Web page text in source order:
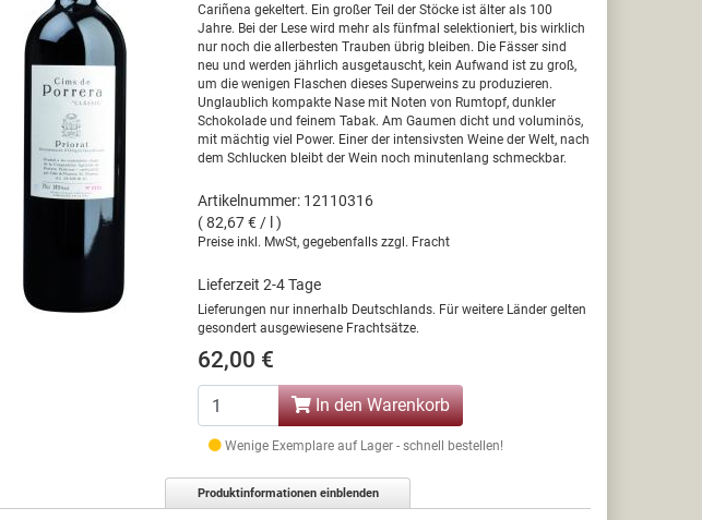
Cariñena gekeltert. Ein großer Teil der Stöcke ist älter als 100
Jahre. Bei der Lese wird mehr als fünfmal selektioniert, bis wirklich
nur noch die allerbesten Trauben übrig bleiben. Die Fässer sind
neu und werden jährlich ausgetauscht, kein Aufwand ist zu groß,
um die wenigen Flaschen dieses Superweins zu produzieren.
Unglaublich kompakte Nase mit Noten von Rumtopf, dunkler
Schokolade und feinem Tabak. Am Gaumen dicht und voluminös,
mit mächtig viel Power. Einer der intensivsten Weine der Welt, nach
dem Schlucken bleibt der Wein noch minutenlang schmeckbar.
Artikelnummer: 12110316
( 82,67 € / l )
Preise inkl. MwSt, gegebenfalls zzgl. Fracht
Lieferzeit 2-4 Tage
Lieferungen nur innerhalb Deutschlands. Für weitere Länder gelten
gesondert ausgewiesene Frachtsätze.
62,00 €
In den Warenkorb
Wenige Exemplare auf Lager - schnell bestellen!
Produktinformationen einblenden